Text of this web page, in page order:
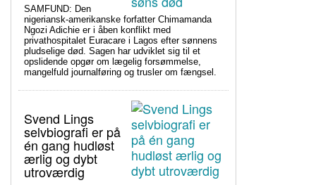
SAMFUND: Den
nigeriansk-amerikanske forfatter Chimamanda
Ngozi Adichie er i åben konflikt med
privathospitalet Euracare i Lagos efter sønnens
pludselige død. Sagen har udviklet sig til et
opslidende opgør om lægelig forsømmelse,
mangelfuld journalføring og trusler om fængsel.
Svend Lings
selvbiografi er på
én gang hudløst
ærlig og dybt
utroværdig